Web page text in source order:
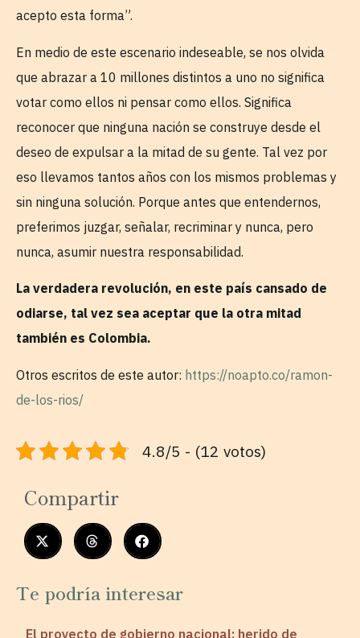
acepto esta forma”.
En medio de este escenario indeseable, se nos olvida
que abrazar a 10 millones distintos a uno no significa
votar como ellos ni pensar como ellos. Significa
reconocer que ninguna nación se construye desde el
deseo de expulsar a la mitad de su gente. Tal vez por
eso llevamos tantos años con los mismos problemas y
sin ninguna solución. Porque antes que entendernos,
preferimos juzgar, señalar, recriminar y nunca, pero
nunca, asumir nuestra responsabilidad.
La verdadera revolución, en este país cansado de
odiarse, tal vez sea aceptar que la otra mitad
también es Colombia.
Otros escritos de este autor: https://noapto.co/ramon-
de-los-rios/
4.8/5 - (12 votos)
Compartir
Te podría interesar
El proyecto de gobierno nacional: herido de